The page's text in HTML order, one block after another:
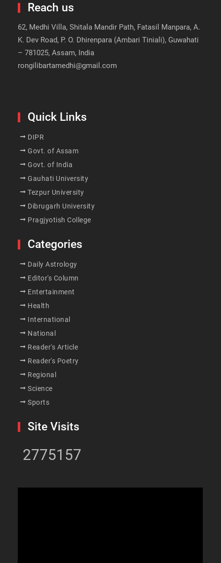
Reach us
62, Medhi Villa, Shitala Mandir Path, Fatasil Manpara, A.
K. Dev Road, P. O. Dhirenpara (Ambari Tiniali), Guwahati
– 781025, Assam, India
rongilibartamedhi@gmail.com
Quick Links
DIPR
Govt. of Assam
Govt. of India
Gauhati University
Tezpur University
Dibrugarh University
Pragjyotish College
Categories
Daily Astrology
Editor's Column
Entertainment
Health
International
National
Reader's Article
Reader's Poetry
Regional
Science
Sports
Site Visits
2775157